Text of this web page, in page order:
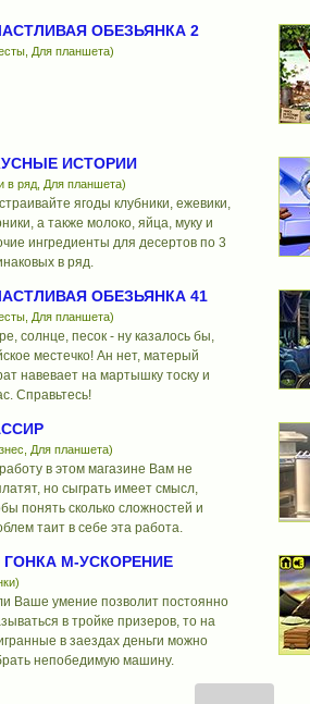
ОБЕЗЬЯНКА 2
Для планшета)
ИСТОРИИ
в ряд, Для планшета)
ягоды клубники, ежевики,
а также молоко, яйца, муку и
ингредиенты для десертов по 3
в ряд.
ОБЕЗЬЯНКА 41
Для планшета)
солнце, песок - ну казалось бы,
местечко! Ан нет, матерый
навевает на мартышку тоску и
Справьтесь!
Для планшета)
в этом магазине Вам не
но сыграть имеет смысл,
понять сколько сложностей и
таит в себе эта работа.
ГОНКА М-УСКОРЕНИЕ
Ваше умение позволит постоянно
в тройке призеров, то на
в заездах деньги можно
непобедимую машину.